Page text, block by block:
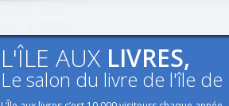
L'ÎLE AUX LIVRES,
Le salon du livre de l'île de